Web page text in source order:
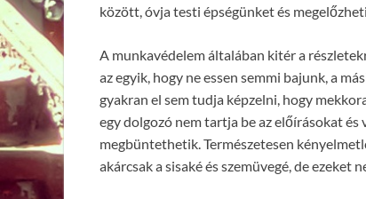
között, óvja testi épségünket és
A munkavédelem általában kitér a
az egyik, hogy ne essen semmi bajunk, a
gyakran el sem tudja képzelni, hogy
egy dolgozó nem tartja be az előírásokat és
megbüntethetik. Természetesen
akárcsak a sisaké és szemüvegé, de ezeket